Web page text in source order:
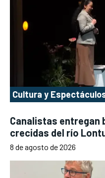
Cultura y
Canalistas entregan
crecidas del río
8 de agosto de 2026